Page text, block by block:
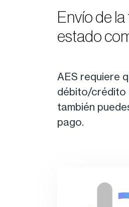
Envío de
estado
AES requiere
débito/crédito
también
pago.